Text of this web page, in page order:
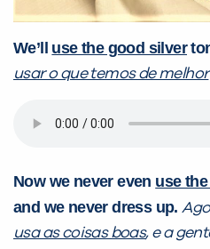
We’ll use the good silver
usar o que temos de melhor
Now we never even use
and we neverdress up.
usa as coisas boas, e a